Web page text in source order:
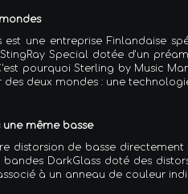
est une entreprise Finlandaise
Special dotée d'un
pourquoi Sterling by Music
deux mondes : une
une même basse
distorsion de basse
DarkGlass doté des
à un anneau de couleur